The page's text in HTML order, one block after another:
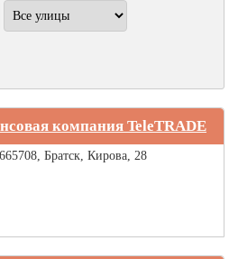
компания TeleTRADE
665708, Братск, Кирова, 28